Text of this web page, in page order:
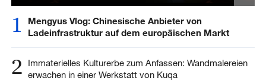
1
Mengyus Vlog: Chinesische Anbieter von
Ladeinfrastruktur auf dem europäischen Markt
2
Immaterielles Kulturerbe zum Anfassen: Wandmalereien
erwachen in einer Werkstatt von Kuqa